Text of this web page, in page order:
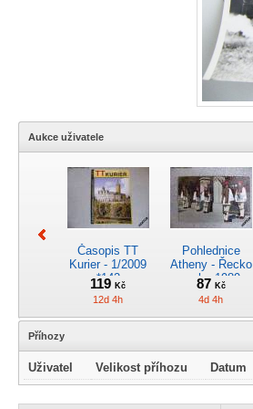
Aukce uživatele
Časopis TT
Kurier - 1/2009
*142
119Kč
12d 4h
Pohlednice
Atheny - Řecko
z roku 1989.
Nová nepoužitá
*5019
87 Kč
4d 4h
Kreslený 4osý osob.
Příhozy
Uživatel Velikost příhozu Datum